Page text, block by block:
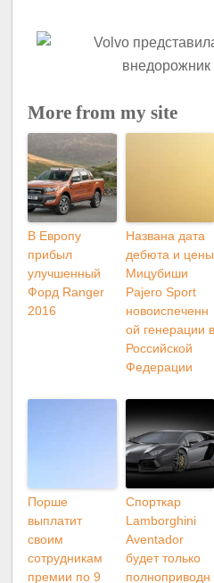
More from my site
В Европу
прибыл
улучшенный
Форд Ranger
2016
Названа дата
дебюта и цены
Мицубиши
Pajero Sport
новоиспеченн
ой генерации в
Российской
Федерации
Порше
выплатит
своим
сотрудникам
премии по 9
Спорткар
Lamborghini
Aventador
будет только
полноприводн